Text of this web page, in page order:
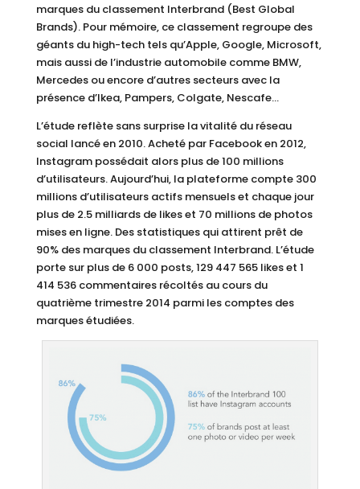
marques du classement Interbrand (Best Global
Brands). Pour mémoire, ce classement regroupe des
géants du high-tech tels qu’Apple, Google, Microsoft,
mais aussi de l’industrie automobile comme BMW,
Mercedes ou encore d’autres secteurs avec la
présence d’Ikea, Pampers, Colgate, Nescafe…
L’étude reflète sans surprise la vitalité du réseau
social lancé en 2010. Acheté par Facebook en 2012,
Instagram possédait alors plus de 100 millions
d’utilisateurs. Aujourd’hui, la plateforme compte 300
millions d’utilisateurs actifs mensuels et chaque jour
plus de 2.5 milliards de likes et 70 millions de photos
mises en ligne. Des statistiques qui attirent prêt de
90% des marques du classement Interbrand. L’étude
porte sur plus de 6 000 posts, 129 447 565 likes et 1
414 536 commentaires récoltés au cours du
quatrième trimestre 2014 parmi les comptes des
marques étudiées.